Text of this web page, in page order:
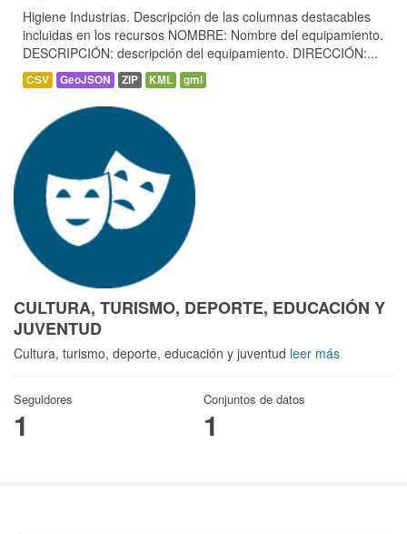
Higiene Industrias. Descripción de las columnas destacables
incluidas en los recursos NOMBRE: Nombre del equipamiento.
DESCRIPCIÓN: descripción del equipamiento. DIRECCIÓN:...
CSV GeoJSON ZIP KML gml
CULTURA, TURISMO, DEPORTE, EDUCACIÓN Y
JUVENTUD
Cultura, turismo, deporte, educación y juventud leer más
Seguidores
1
Conjuntos de datos
1